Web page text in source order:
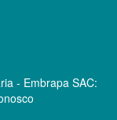
- Embrapa SAC: